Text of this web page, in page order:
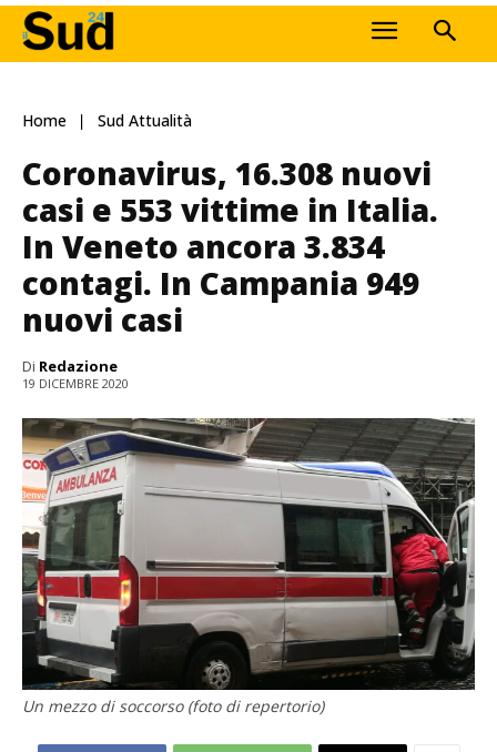
Home Sud Attualità
Coronavirus, 16.308 nuovi
casi e 553 vittime in Italia.
In Veneto ancora 3.834
contagi. In Campania 949
nuovi casi
Di Redazione
19 DICEMBRE 2020
Un mezzo di soccorso (foto di repertorio)